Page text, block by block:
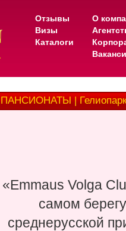
Отзывы
Визы
Каталоги
О
ПАНСИОНАТЫ |
«Emmaus Volga
самом
среднерусской